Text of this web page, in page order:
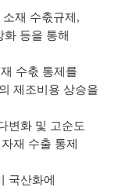
재 수춗규제,
등을 통해
수춗 통제를
제조비용 상승을
변화 및 고순도
재 수출 통제
국산화에